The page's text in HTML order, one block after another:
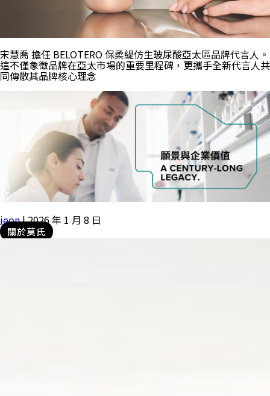
宋慧喬 擔任 BELOTERO 保柔緹仿生玻尿酸亞太區品牌代言人。
這不僅象徵品牌在亞太市場的重要里程碑，更攜手全新代言人共
同傳散其品牌核心理念
ieon|2026 年 1 月 8 日
關於莫氏